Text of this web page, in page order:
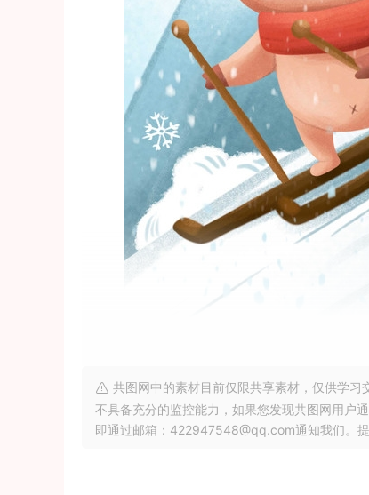
共图网中的素材目前仅限共享素材，仅供学
不具备充分的监控能力，如果您发现共图网用户
即通过邮箱：422947548@qq.com通知我们。